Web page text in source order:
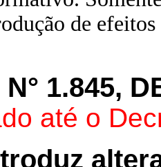
de
1.845,
até o